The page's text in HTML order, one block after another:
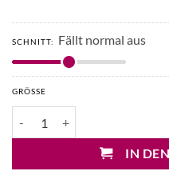
SCHNITT: Fällt normal aus
GRÖSSE
IN